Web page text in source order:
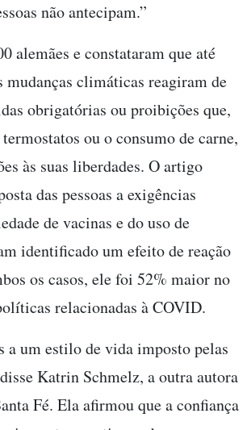
não antecipam.”
alemães e constataram que até
mudanças climáticas reagiram de
obrigatórias ou proibições que,
ou o consumo de carne,
às suas liberdades. O artigo
das pessoas a exigências
de vacinas e do uso de
identificado um efeito de reação
os casos, ele foi 52% maior no
relacionadas à COVID.
a um estilo de vida imposto pelas
Katrin Schmelz, a outra autora
Fé. Ela afirmou que a confiança